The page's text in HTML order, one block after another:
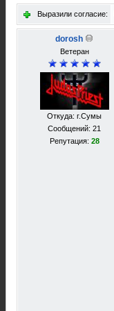
Выразили согласие:
dorosh
Ветеран
Откуда: г.Сумы
Сообщений: 21
Репутация: 28